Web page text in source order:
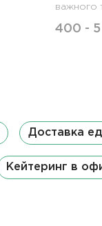
важного
400 -
Доставка
Кейтеринг в